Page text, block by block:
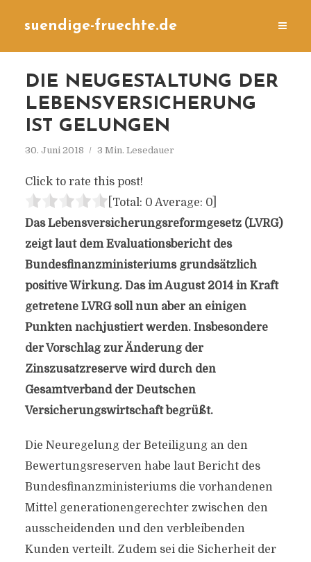
suendige-fruechte.de
DIE NEUGESTALTUNG DER
LEBENSVERSICHERUNG
IST GELUNGEN
30. Juni 2018 3 Min. Lesedauer
Click to rate this post!
[Total: 0 Average: 0]
Das Lebensversicherungsreformgesetz (LVRG)
zeigt laut dem Evaluationsbericht des
Bundesfinanzministeriums grundsätzlich
positive Wirkung. Das im August 2014 in Kraft
getretene LVRG soll nun aber an einigen
Punkten nachjustiert werden. Insbesondere
der Vorschlag zur Änderung der
Zinszusatzreserve wird durch den
Gesamtverband der Deutschen
Versicherungswirtschaft begrüßt.
Die Neuregelung der Beteiligung an den
Bewertungsreserven habe laut Bericht des
Bundesfinanzministeriums die vorhandenen
Mittel generationengerechter zwischen den
ausscheidenden und den verbleibenden
Kunden verteilt. Zudem sei die Sicherheit der